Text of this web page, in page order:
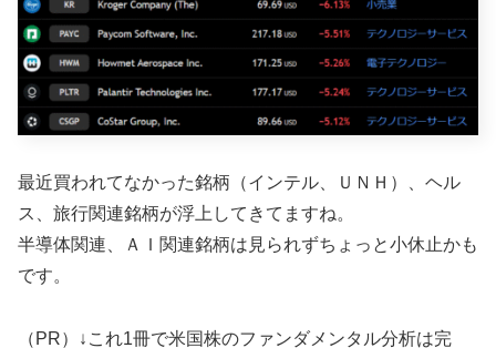
最近買われてなかった銘柄（インテル、ＵＮＨ）、ヘル
ス、旅行関連銘柄が浮上してきてますね。
半導体関連、ＡＩ関連銘柄は見られずちょっと小休止かも
です。
（PR）↓これ1冊で米国株のファンダメンタル分析は完